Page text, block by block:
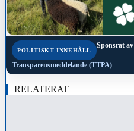
POLITISKT INNEHÅLL
Sponsrat av
Transparensmeddelande (TTPA)
RELATERAT